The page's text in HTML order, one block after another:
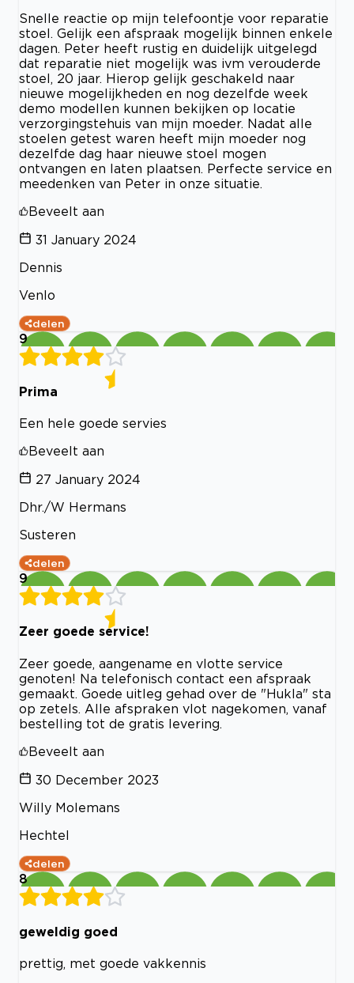
Snelle reactie op mijn telefoontje voor reparatie
stoel. Gelijk een afspraak mogelijk binnen enkele
dagen. Peter heeft rustig en duidelijk uitgelegd
dat reparatie niet mogelijk was ivm verouderde
stoel, 20 jaar. Hierop gelijk geschakeld naar
nieuwe mogelijkheden en nog dezelfde week
demo modellen kunnen bekijken op locatie
verzorgingstehuis van mijn moeder. Nadat alle
stoelen getest waren heeft mijn moeder nog
dezelfde dag haar nieuwe stoel mogen
ontvangen en laten plaatsen. Perfecte service en
meedenken van Peter in onze situatie.
Beveelt aan
31 January 2024
Dennis
Venlo
delen
9
Prima
Een hele goede servies
Beveelt aan
27 January 2024
Dhr./W Hermans
Susteren
delen
9
Zeer goede service!
Zeer goede, aangename en vlotte service
genoten! Na telefonisch contact een afspraak
gemaakt. Goede uitleg gehad over de "Hukla" sta
op zetels. Alle afspraken vlot nagekomen, vanaf
bestelling tot de gratis levering.
Beveelt aan
30 December 2023
Willy Molemans
Hechtel
delen
8
geweldig goed
prettig, met goede vakkennis